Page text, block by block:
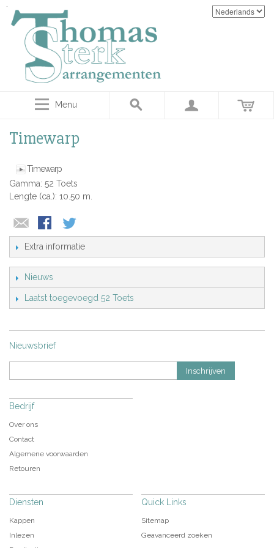
Menu
Timewarp
Timewarp
Gamma: 52 Toets
Lengte (ca.): 10.50 m.
Extra informatie
Nieuws
Laatst toegevoegd 52 Toets
Nieuwsbrief
Inschrijven
Bedrijf
Over ons
Contact
Algemene voorwaarden
Retouren
Diensten
Kappen
Inlezen
Quick Links
Sitemap
Geavanceerd zoeken